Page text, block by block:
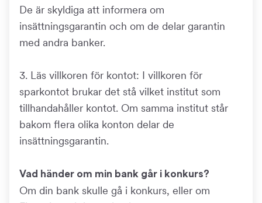
De är skyldiga att informera om
insättningsgarantin och om de delar garantin
med andra banker.
3. Läs villkoren för kontot: I villkoren för
sparkontot brukar det stå vilket institut som
tillhandahåller kontot. Om samma institut står
bakom flera olika konton delar de
insättningsgarantin.
Vad händer om min bank går i konkurs?
Om din bank skulle gå i konkurs, eller om